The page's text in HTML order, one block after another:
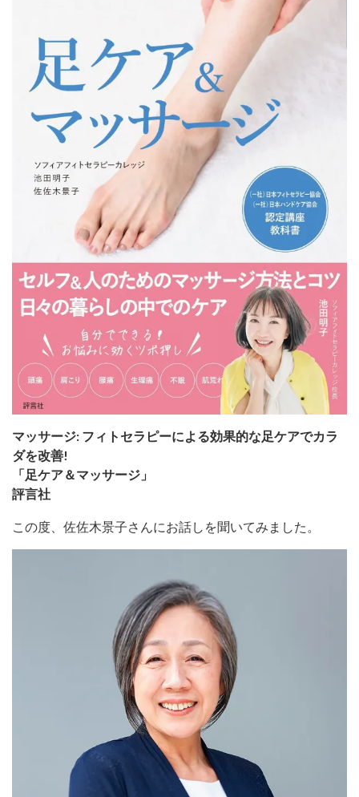
マッサージ: フィトセラピーによる効果的な足ケアでカラ
ダを改善!
「足ケア＆マッサージ」
評言社
この度、佐佐木景子さんにお話しを聞いてみました。